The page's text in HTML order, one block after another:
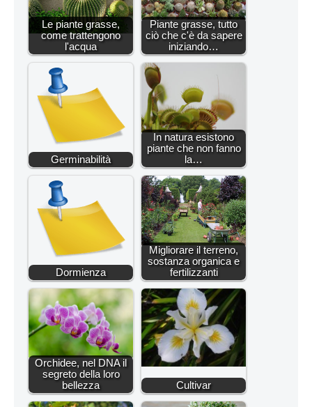
Le piante grasse,
come trattengono
l'acqua
Piante grasse, tutto
ciò che c'è da sapere
iniziando…
Germinabilità
In natura esistono
piante che non fanno
la…
Dormienza
Migliorare il terreno,
sostanza organica e
fertilizzanti
Orchidee, nel DNA il
segreto della loro
bellezza
Cultivar